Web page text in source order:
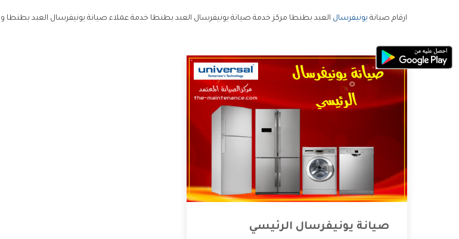
ارقام صيانة يونيفرسال العبد بطنطا مركز خدمة صيانة يونيفرسال العبد بطنطا خدمة عملاء صيانة يونيفرسال العبد
صيانة يونيفرسال الرئيسي